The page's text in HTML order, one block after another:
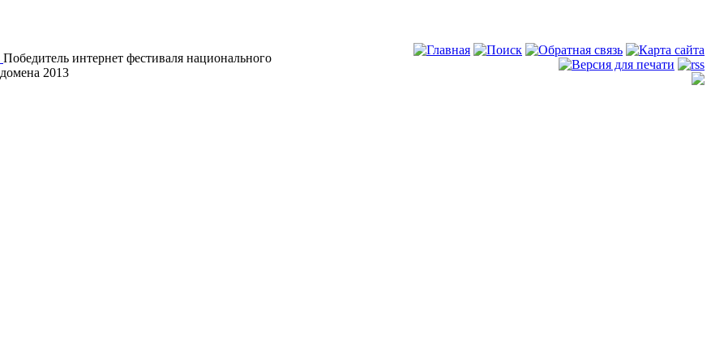
Победитель интернет фестиваля национального
домена 2013